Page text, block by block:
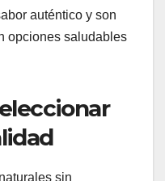
auténtico y son
opciones saludables
sin